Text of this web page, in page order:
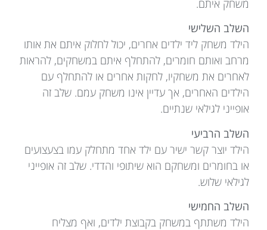
משחק איתם.
השלב השלישי
הילד משחק ליד ילדים אחרים, יכול לחלוק איתם את אותו
מרחב ואותם חומרים, להתחלף איתם במשחקים, להראות
לאחרים את משחקיו, לחקות אחרים או להתחלף עם
הילדים האחרים, אך עדיין אינו משחק עמם. שלב זה
אופייני לגילאי שנתיים.
השלב הרביעי
הילד יוצר קשר ישיר עם ילד אחד מתחלק עמו בצעצועים
או בחומרים ומשחקם הוא שיתופי והדדי. שלב זה אופייני
לגילאי שלוש.
השלב החמישי
הילד משתתף במשחק בקבוצת ילדים, ואף מצליח